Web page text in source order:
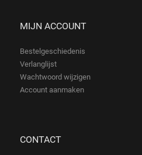
MIJN ACCOUNT
Bestelgeschiedenis
Verlanglijst
Wachtwoord wijzigen
Account aanmaken
CONTACT